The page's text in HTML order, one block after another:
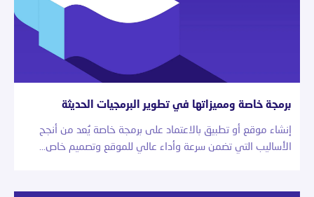
برمجة خاصة ومميزاتها في تطوير البرمجيات الحديثة
إنشاء موقع أو تطبيق بالاعتماد على برمجة خاصة يُعد من أنجح
الأساليب التي تضمن سرعة وأداء عالي للموقع وتصميم خاص…